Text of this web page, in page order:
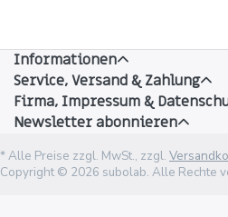
Informationen
Service, Versand & Zahlung
Firma, Impressum &
Newsletter abonnieren
* Alle Preise zzgl. MwSt., zzgl.
Copyright © 2026 subolab. Alle Rechte